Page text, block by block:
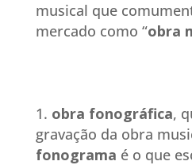
musical que
mercado como “obra
obra fonográfica,
gravação da obra
fonograma é o que